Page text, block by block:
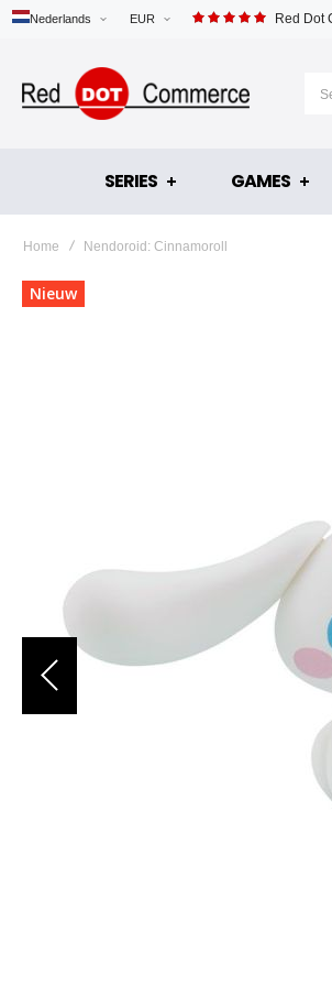
EUR
Nederlands Red Dot
SERIES GAMES
Home Nendoroid: Cinnamoroll
Ga
naar
Nieuw